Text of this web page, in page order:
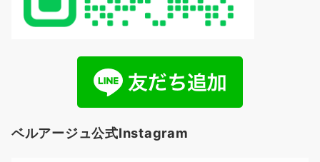
ベルアージュ公式Instagram